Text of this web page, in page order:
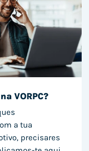
VORPC?
a tua
precisares